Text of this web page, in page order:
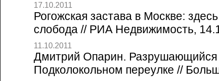
17.10.2011
Рогожская застава в Москве:
слобода // РИА Недвижимость,
11.10.2011
Дмитрий Опарин.
Подколокольном переулке //